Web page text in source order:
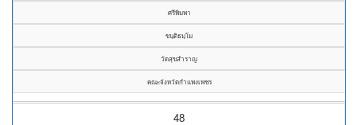
ศรีพิมพา
ขนฺติธมฺโม
วัดสุขสำราญ
คณะจังหวัดกำแพงเพชร
48